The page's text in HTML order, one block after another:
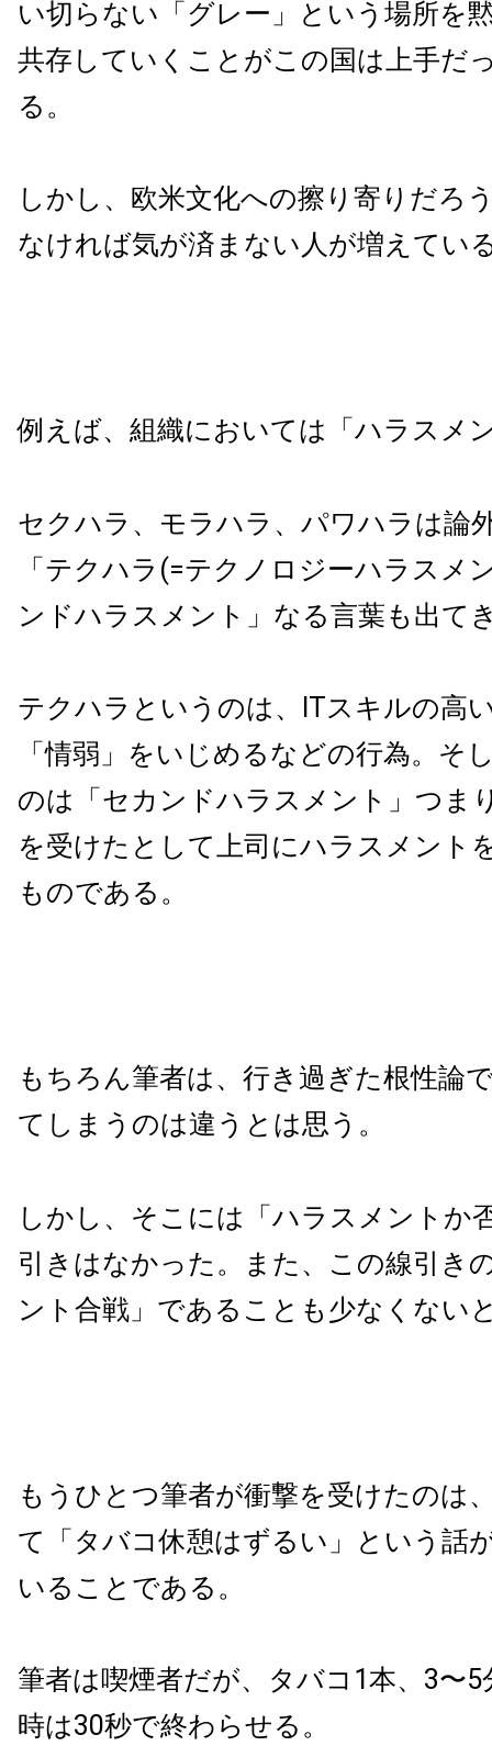
い切らない「グレー」という場所を
共存していくことがこの国は上手だ
る。
しかし、欧米文化への擦り寄りだろ
なければ気が済まない人が増えてい
例えば、組織においては「ハラスメ
セクハラ、モラハラ、パワハラは論
「テクハラ(=テクノロジーハラスメ
ンドハラスメント」なる言葉も出て
テクハラというのは、ITスキルの高
「情弱」をいじめるなどの行為。そ
のは「セカンドハラスメント」つま
を受けたとして上司にハラスメント
ものである。
もちろん筆者は、行き過ぎた根性論
てしまうのは違うとは思う。
しかし、そこには「ハラスメントか
引きはなかった。また、この線引き
ント合戦」であることも少なくない
もうひとつ筆者が衝撃を受けたのは
て「タバコ休憩はずるい」という話
いることである。
筆者は喫煙者だが、タバコ1本、3〜
時は30秒で終わらせる。